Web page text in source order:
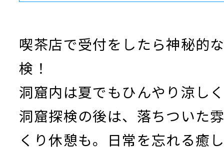
喫茶店で受付をしたら神秘的
検！
洞窟内は夏でもひんやり涼し
洞窟探検の後は、落ちついた
くり休憩も。日常を忘れる癒